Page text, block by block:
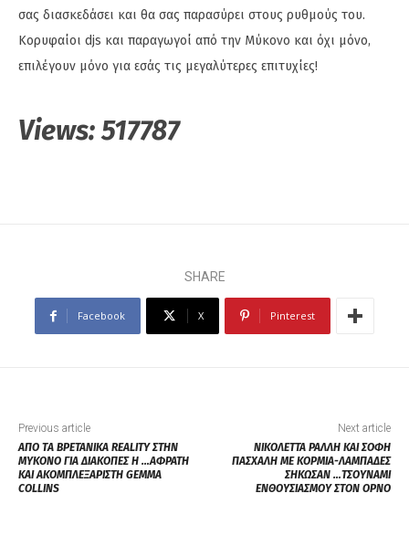
σας διασκεδάσει και θα σας παρασύρει στους ρυθμούς του.
Κορυφαίοι djs και παραγωγοί από την Μύκονο και όχι μόνο,
επιλέγουν μόνο για εσάς τις μεγαλύτερες επιτυχίες!
Views:517787
SHARE
Facebook X Pinterest
Previous article
ΑΠΟ ΤA ΒΡΕΤΑΝΙΚΑ REALITY ΣΤΗΝ
ΜΥΚΟΝΟ ΓΙΑ ΔΙΑΚΟΠΕΣ Η …ΑΦΡΑΤΗ
ΚΑΙ ΑΚΟΜΠΛΕΞΑΡΙΣΤΗ GEMMA
COLLINS
Next article
ΝΙΚΟΛΕΤΤΑ ΡΑΛΛΗ ΚΑΙ ΣΟΦΗ
ΠΑΣΧΑΛΗ ΜΕ ΚΟΡΜΙΑ-ΛΑΜΠΑΔΕΣ
ΣΗΚΩΣΑΝ …ΤΣΟΥΝΑΜΙ
ΕΝΘΟΥΣΙΑΣΜΟΥ ΣΤΟΝ ΟΡΝΟ